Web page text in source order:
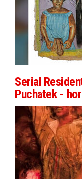
Serial
Puchatek -